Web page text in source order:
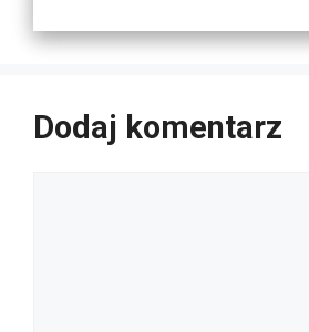
Dodaj komentarz